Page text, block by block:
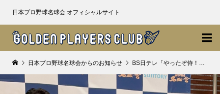
日本プロ野球名球会 オフィシャルサイト

日本プロ野球名球会からのお知らせ BS日テレ「やったぞ侍！日本プロ野球名球会２０２２」放送